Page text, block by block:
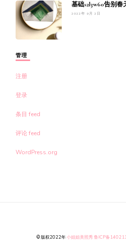
基础s2l3w60告别春
2022年 9月 2日
管理
注册
登录
条目 feed
评论 feed
WordPress.org
© 版权2022年小姐姐美照秀鲁ICP备